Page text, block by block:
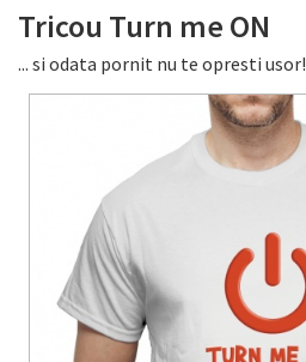
Tricou Turn me ON
... si odata pornit nu te opresti usor!